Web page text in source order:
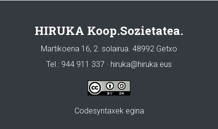
HIRUKA Koop.Sozietatea.
Martikoena 16, 2. solairua. 48992 Getxo
Tel.: 944 911 337 · hiruka@hiruka.eus
Codesyntaxek egina